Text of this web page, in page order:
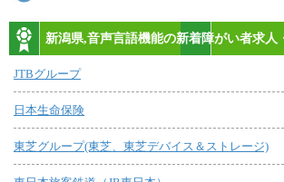
新潟県,音声言語機能の新着障がい者求人
JTBグループ
日本生命保険
東芝グループ(東芝、東芝デバイス＆ストレージ)